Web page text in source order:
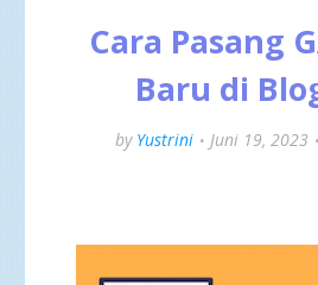
Cara Pasang
Baru di
by Yustrini Juni 19, 2023